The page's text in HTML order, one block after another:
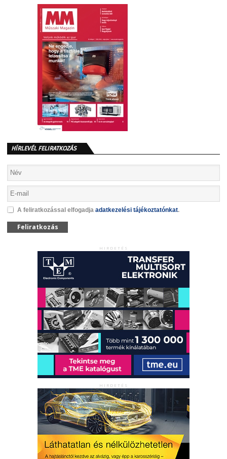
HÍRLEVÉL FELIRATKOZÁS
A feliratkozással elfogadja adatkezelési tájékoztatónkat.
Feliratkozás
HIRDETÉS
HIRDETÉS